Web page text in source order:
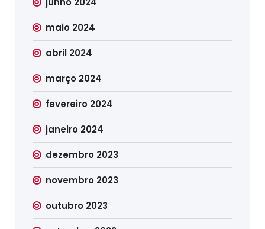
maio 2024
abril 2024
março 2024
fevereiro 2024
janeiro 2024
dezembro 2023
novembro 2023
outubro 2023